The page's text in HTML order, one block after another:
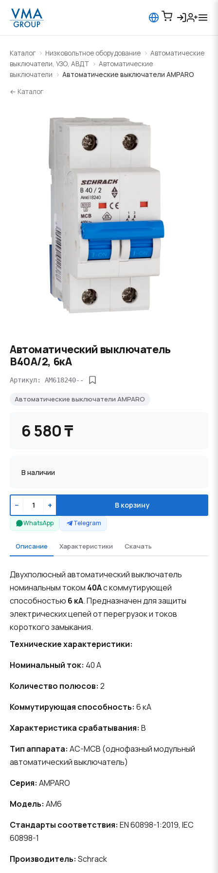
Каталог Низковольтное оборудование
Автоматические
выключатели, УЗО, АВДТ
Автоматические
выключатели
Автоматические выключатели AMPARO
← Каталог
Автоматический выключатель
B40А/2, 6кА
Артикул: AM618240--
Автоматические выключатели AMPARO
6 580 ₸
В наличии
− + В корзину
WhatsApp Telegram
Описание Характеристики Скачать
Двухполюсный автоматический выключатель
номинальным током 40Ас коммутирующей
способностью 6 кА. Предназначен для защиты
электрических цепей от перегрузок и токов
короткого замыкания.
Технические характеристики:
Номинальный ток: 40 A
Количество полюсов: 2
Коммутирующая способность: 6 кА
Характеристика срабатывания: B
Тип аппарата: AC-MCB (однофазный модульный
автоматический выключатель)
Серия: AMPARO
Модель: AM6
Стандарты соответствия: EN 60898-1:2019, IEC
60898-1
Производитель: Schrack